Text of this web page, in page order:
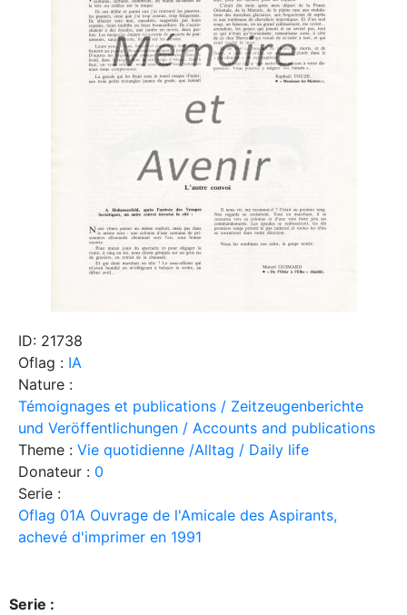
ID: 21738
Oflag : IA
Nature :
Témoignages et publications / Zeitzeugenberichte
und Veröffentlichungen / Accounts and publications
Theme : Vie quotidienne /Alltag / Daily life
Donateur : 0
Serie :
Oflag 01A Ouvrage de l'Amicale des Aspirants,
achevé d'imprimer en 1991
Serie :